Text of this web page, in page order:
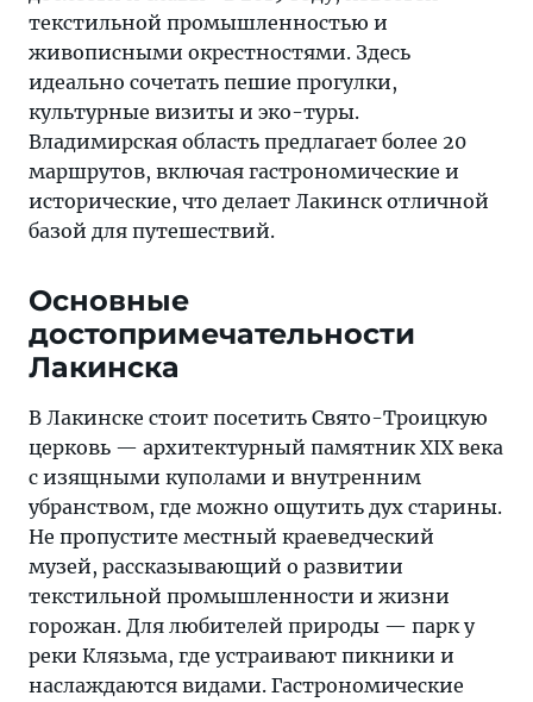
текстильной промышленностью и
живописными окрестностями. Здесь
идеально сочетать пешие прогулки,
культурные визиты и эко-туры.
Владимирская область предлагает более 20
маршрутов, включая гастрономические и
исторические, что делает Лакинск отличной
базой для путешествий.
Основные
достопримечательности
Лакинска
В Лакинске стоит посетить Свято-Троицкую
церковь — архитектурный памятник XIX века
с изящными куполами и внутренним
убранством, где можно ощутить дух старины.
Не пропустите местный краеведческий
музей, рассказывающий о развитии
текстильной промышленности и жизни
горожан. Для любителей природы — парк у
реки Клязьма, где устраивают пикники и
наслаждаются видами. Гастрономические